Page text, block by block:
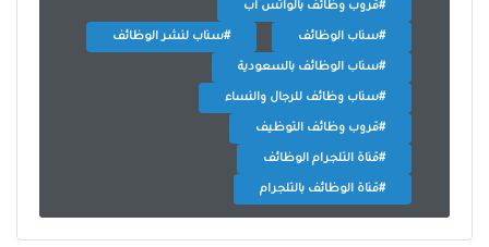
#قروب وظائف بالواتس اب
#سناب الوظائف #سناب لنشر الوظائف
#سناب الوظائف بالسعودية
#سناب وظائف للرجال والنساء
#قروب وظائف التوظيف
#قناة التلجرام الوظائف
#قناة الوظائف بالتلجرام